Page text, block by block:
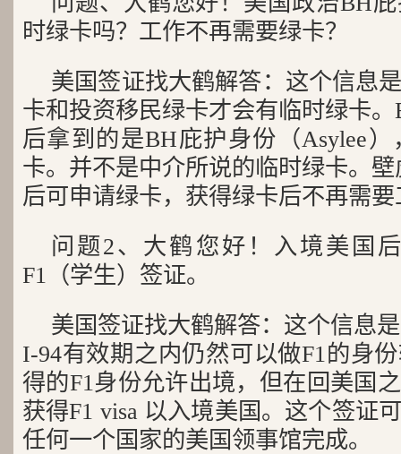
时绿卡吗？工作不再需要绿卡？
美国签证找大鹤解答：这个信息
卡和投资移民绿卡才会有临时绿卡
后拿到的是BH庇护身份（Asylee
卡。并不是中介所说的临时绿卡。
后可申请绿卡，获得绿卡后不再需要
问题2、大鹤您好！入境美国
F1（学生）签证。
美国签证找大鹤解答：这个信息
I-94有效期之内仍然可以做F1的身
得的F1身份允许出境，但在回美国
获得F1 visa 以入境美国。这个签证
任何一个国家的美国领事馆完成。